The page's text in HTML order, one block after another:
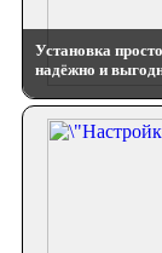
Установка
надёжно и